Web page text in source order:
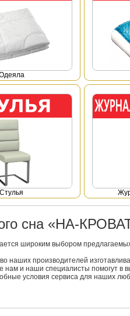
Стулья
сна «НА-
широким выбором
наших производителей
и наши специалисты помогут в
условия сервиса для наших